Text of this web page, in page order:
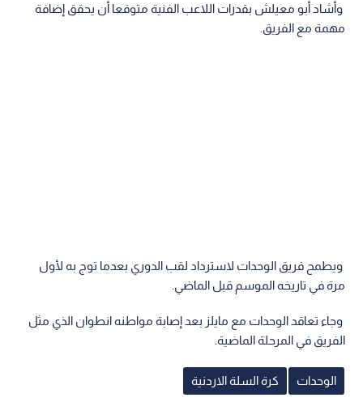
وأشاد أبو معيلش بقدرات اللاعب الفنية متوقعا أن يحقق إضافة
مهمة مع الفريق.
ويطمح فريق الوحدات لاسترداد لقب الدوري بعدما توج به لأول
مرة في تاريخه الموسم قبل الماضي.
وجاء تعاقد الوحدات مع مايلز بعد إصابة مواطنه انطوان الذي مثل
الفريق في المرحلة الماضية.
الوحدات كرة السلة الاردنية